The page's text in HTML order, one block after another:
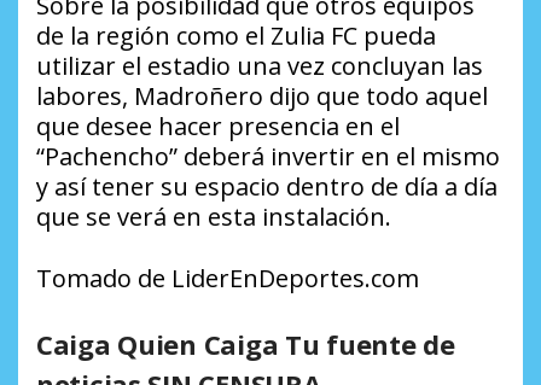
de la región como el Zulia FC pueda
utilizar el estadio una vez concluyan las
labores, Madroñero dijo que todo aquel
que desee hacer presencia en el
“Pachencho” deberá invertir en el mismo
y así tener su espacio dentro de día a día
que se verá en esta instalación.
Tomado de LiderEnDeportes.com
Caiga Quien Caiga Tu fuente de